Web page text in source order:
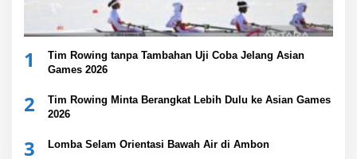
1
Tim Rowing tanpa Tambahan Uji Coba Jelang Asian
Games 2026
2
Tim Rowing Minta Berangkat Lebih Dulu ke Asian Games
2026
3 Lomba Selam Orientasi Bawah Air di Ambon